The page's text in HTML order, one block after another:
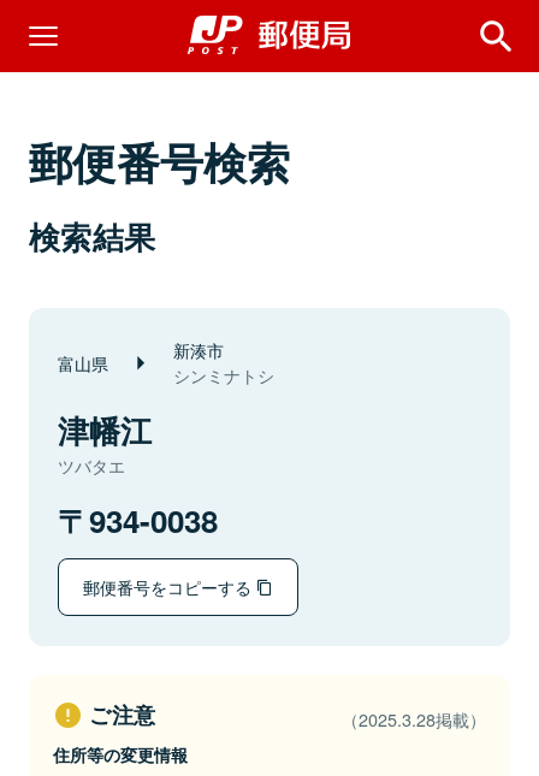
郵便番号検索
検索結果
富山県 新湊市
シンミナトシ
津幡江
ツバタエ
934-0038
郵便番号をコピーする
ご注意 （2025.3.28掲載）
住所等の変更情報